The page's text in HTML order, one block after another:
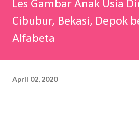
Les Gambar Anak Usia
Cibubur, Bekasi, Depok
Alfabeta
April 02, 2020